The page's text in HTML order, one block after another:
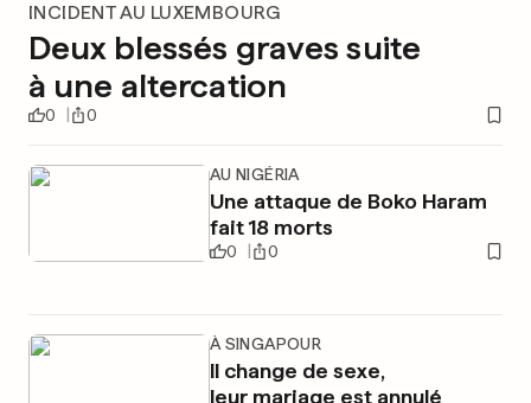
INCIDENT AU LUXEMBOURG
Deux blessés graves suite
à une altercation
0 0
AU NIGÉRIA
Une attaque de Boko Haram
fait 18 morts
0 0
À SINGAPOUR
Il change de sexe,
leur mariage est annulé